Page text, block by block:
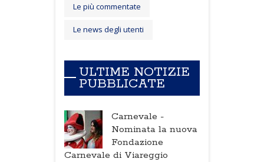
Le più commentate
Le news degli utenti
ULTIME NOTIZIE
PUBBLICATE
Carnevale -
Nominata la nuova
Fondazione
Carnevale di Viareggio